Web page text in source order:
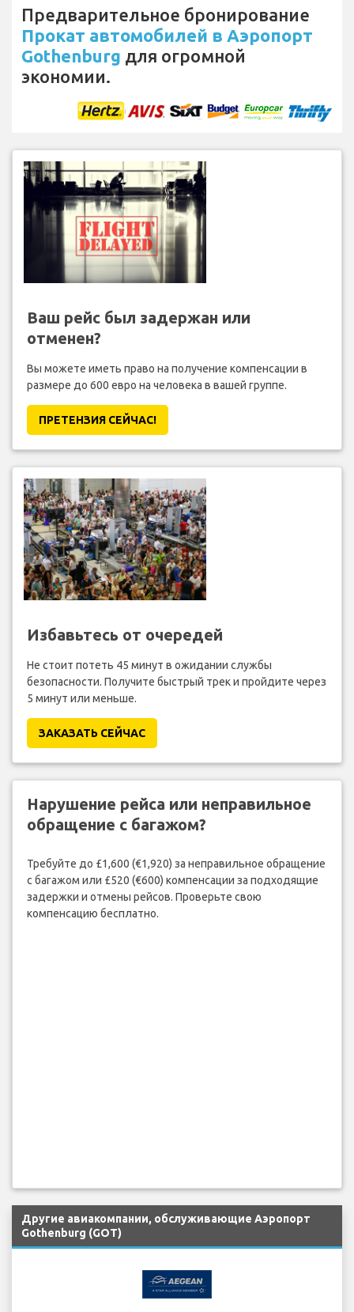
Предварительное бронирование
Прокат автомобилей в Аэропорт
Gothenburg для огромной
экономии.
Ваш рейс был задержан или
отменен?
Вы можете иметь право на получение компенсации в
размере до 600 евро на человека в вашей группе.
ПРЕТЕНЗИЯ CЕЙЧАС!
Избавьтесь от очередей
Не стоит потеть 45 минут в ожидании службы
безопасности. Получите быстрый трек и пройдите через
5 минут или меньше.
ЗАКАЗАТЬ СЕЙЧАС
Нарушение рейса или неправильное
обращение с багажом?
Требуйте до £1,600 (€1,920) за неправильное обращение
с багажом или £520 (€600) компенсации за подходящие
задержки и отмены рейсов. Проверьте свою
компенсацию бесплатно.
Другие авиакомпании, обслуживающие Аэропорт
Gothenburg (GOT)